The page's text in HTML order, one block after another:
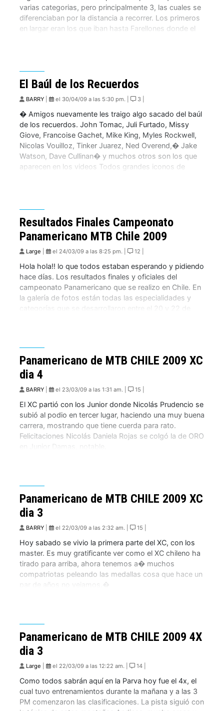
varias categorias, pero principalmente 3, las cuales se
diferenciaban por la distancia a recorrer. Los primeros
en largar eran los que iban hasta Farellones donde el
El Baúl de los Recuerdos
BARRY el 30/04/09 a las 5:30 pm. | 3 |
� Amigos nuevamente les traigo algo sacado del baúl
de los recuerdos. John Tomac, Juli Furtado, Missy
Giove, Francoise Gachet, Mike King, Myles Rockwell,
Nicolas Vouilloz, Tinker Juarez, Ned Overend,� Jake
Watson, Dave Cullinan� y muchos otros son los que
aparecen en los videos Todos grandes iconos de
Resultados Finales Campeonato
Panamericano MTB Chile 2009
Large el 24/03/09 a las 8:25 pm. | 12 |
Hola hola!! lo que todos estaban esperando y pidiendo
hace días. Los resultados finales y oficiales del
campeonato Panamericano que se realizo en Chile. En
la galería de fotos están todas las especialidades y
categorías que se desarrollaron entre el 20 y 22 de
Panamericano de MTB CHILE 2009 XC
dia 4
BARRY el 23/03/09 a las 1:31 am. | 15 |
El XC partió con los Junior donde Nicolás Prudencio se
subió al podio en tercer lugar, haciendo una muy buena
carrera, mostrando que tiene cuerda para rato.
Felicitaciones Nicolás Daniela Rojas se colgó la de ORO
en Junior Damas, notable.
Panamericano de MTB CHILE 2009 XC
dia 3
BARRY el 22/03/09 a las 2:32 am. | 15 |
Hoy sabado se vivio la primera parte del XC, con los
master. Es muy gratificante ver como el XC chileno ha
tirado para arriba, ahora tenemos a� muchos
compatriotas peleando las medallas cosa que hace un
par de años no veiamos.�
Panamericano de MTB CHILE 2009 4X
dia 3
Large el 22/03/09 a las 12:22 am. | 14 |
Como todos sabrán aquí en la Parva hoy fue el 4x, el
cual tuvo entrenamientos durante la mañana y a las 3
PM comenzaron las clasificaciones. La pista siguió con